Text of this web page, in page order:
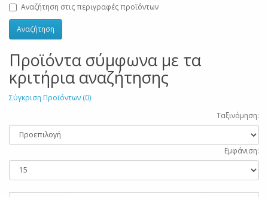
Αναζήτηση στις περιγραφές προϊόντων
Προϊόντα σύμφωνα με τα
κριτήρια αναζήτησης
Σύγκριση Προϊόντων (0)
Ταξινόμηση:
Εμφάνιση: